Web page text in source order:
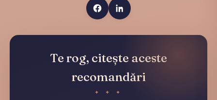
Te rog, citește aceste
recomandări
✦ ✦ ✦